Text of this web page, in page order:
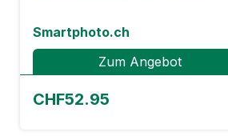
Smartphoto.ch
Zum Angebot
CHF52.95